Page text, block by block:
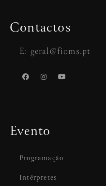
Contactos
E: geral@fioms.pt
Evento
Programação
Intérpretes